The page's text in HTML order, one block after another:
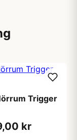
Trigger
kr